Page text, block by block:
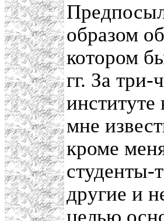
образом
котором
гг. За три-
институте
мне
кроме
студенты-
другие и